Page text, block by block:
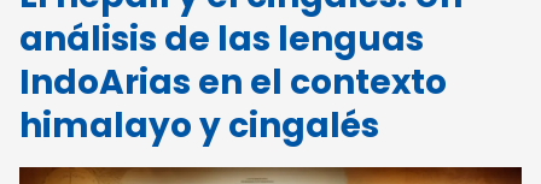
análisis de las lenguas
IndoArias en el contexto
himalayo y cingalés